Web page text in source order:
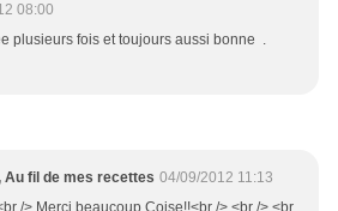
08:00
plusieurs fois et toujours aussi bonne .
Au fil de mes recettes 04/09/2012 11:13
/> Merci beaucoup Coise!!<br /> <br /> <br